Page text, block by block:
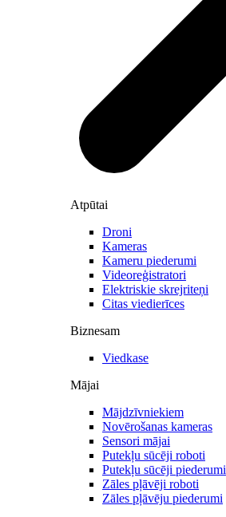
Atpūtai
Droni
Kameras
Kameru piederumi
Videoreģistratori
Elektriskie skrejriteņi
Citas viedierīces
Biznesam
Viedkase
Mājai
Mājdzīvniekiem
Novērošanas kameras
Sensori mājai
Putekļu sūcēji roboti
Putekļu sūcēji piederumi
Zāles pļāvēji roboti
Zāles pļāvēju piederumi